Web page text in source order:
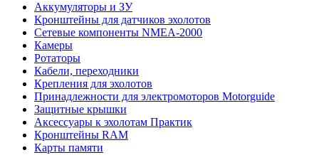
Аккумуляторы и ЗУ
Кронштейны для датчиков эхолотов
Сетевые компоненты NMEA-2000
Камеры
Ротаторы
Кабели, переходники
Крепления для эхолотов
Принадлежности для электромоторов Motorguide
Защитные крышки
Аксессуары к эхолотам Практик
Кронштейны RAM
Карты памяти